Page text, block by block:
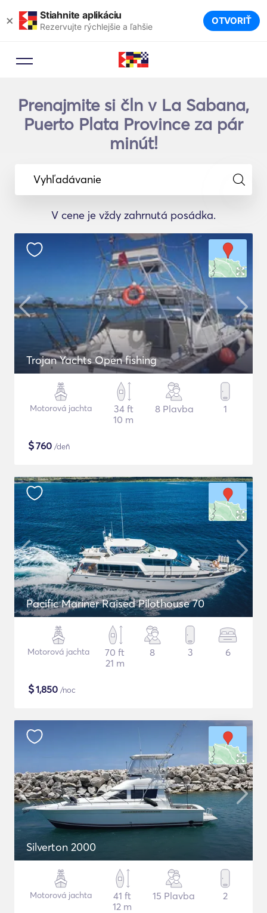
× Stiahnite aplikáciu
Rezervujte rýchlejšie a ľahšie OTVORIŤ
Prenajmite si čln v La Sabana,
Puerto Plata Province za pár
minút!
Vyhľadávanie
V cene je vždy zahrnutá posádka.
Trojan Yachts Open fishing
Motorová jachta
34 ft
10 m
8 Plavba 1
$760 /deň
Pacific Mariner Raised Pilothouse 70
Motorová jachta
70 ft
21 m
8 3 6
$1,850 /noc
Silverton 2000
Motorová jachta
41 ft
12 m
15 Plavba 2